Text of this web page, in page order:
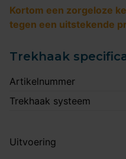
Kortom een zorgeloze
tegen een uitstekende
Trekhaak
Artikelnummer
Trekhaak systeem
Uitvoering